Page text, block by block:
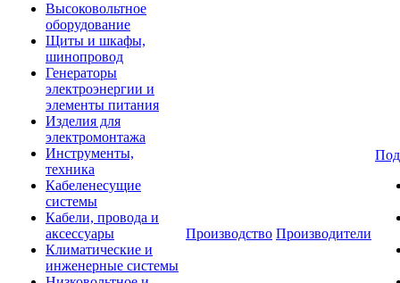
Высоковольтное
оборудование
Щиты и шкафы,
шинопровод
Генераторы
электроэнергии и
элементы питания
Изделия для
электромонтажа
Инструменты,
техника
Кабеленесущие
системы
Кабели, провода и
аксессуары
Климатические и
инженерные системы
Производство Производители